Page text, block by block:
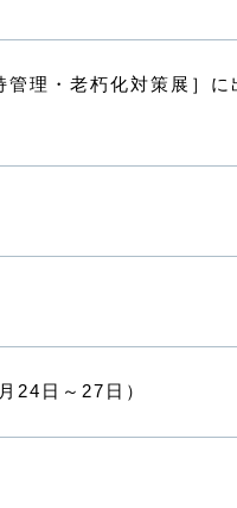
理・老朽化対策展］に
24日～27日）